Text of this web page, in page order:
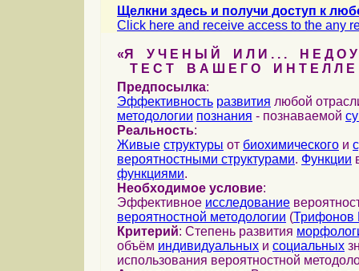
Щелкни здесь и получи доступ к
Click here and receive access to the any
«Я У Ч Е Н Ы Й И Л И . . . Н Е Д О У
Т Е С Т В А Ш Е Г О И Н Т Е Л Л Е
Предпосылка:
Эффективность развития любой
методологии познания - познаваемой
Реальность:
Живые структуры от биохимического и
вероятностными структурами. Функции
функциями.
Необходимое условие:
Эффективное исследование
вероятностной методологии (Трифонов
Критерий: Степень развития
объём индивидуальных и социальных
использования вероятностной